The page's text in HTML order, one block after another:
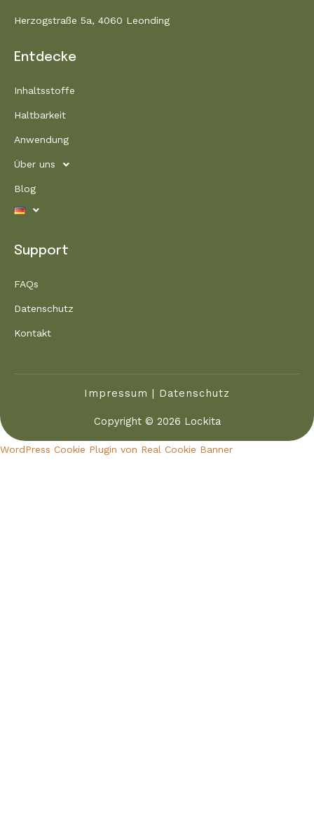
Herzogstraße 5a, 4060 Leonding
Entdecke
Inhaltsstoffe
Haltbarkeit
Anwendung
Über uns
Blog
Support
FAQs
Datenschutz
Kontakt
Copyright © 2026 Lockita
Impressum | Datenschutz
WordPress Cookie Plugin von Real Cookie Banner